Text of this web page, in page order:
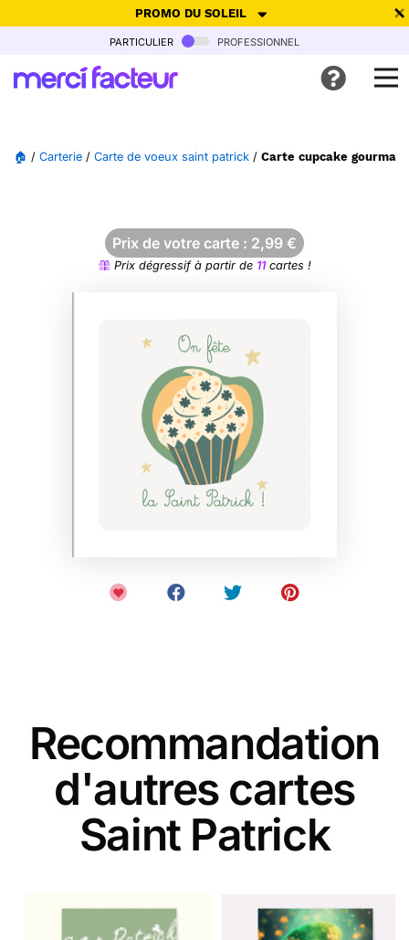
PROMO DU SOLEIL
-30% de réduction avec le code SUMMER26pour envoyer des
Ne plus afficher
particulier professionnel
🏠 / Carterie / Carte de voeux saint patrick / Carte cupcake
Prix de votre carte : 2,99 €
Prix dégressif à partir de 11cartes !
Recommandation
d'autres cartes
Saint Patrick